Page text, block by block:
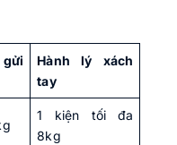
Hành lý xách
tay
1 kiện tối đa
8kg